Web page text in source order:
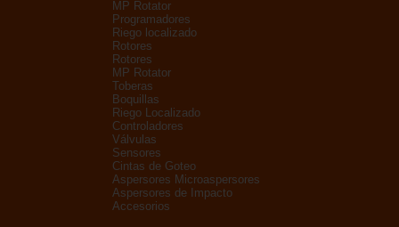
MP Rotator
Programadores
Riego localizado
Rotores
Rotores
MP Rotator
Toberas
Boquillas
Riego Localizado
Controladores
Válvulas
Sensores
Cintas de Goteo
Aspersores Microaspersores
Aspersores de Impacto
Accesorios